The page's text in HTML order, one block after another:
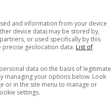
per correggere i
un’imboscata agli
schivare i
creative per
and information from your device
device data) may be stored by,
or used specifically by this
precise geolocation data. List of
data on the basis of legitimate
managing your options below. Look
or in the site menu to manage or
settings.